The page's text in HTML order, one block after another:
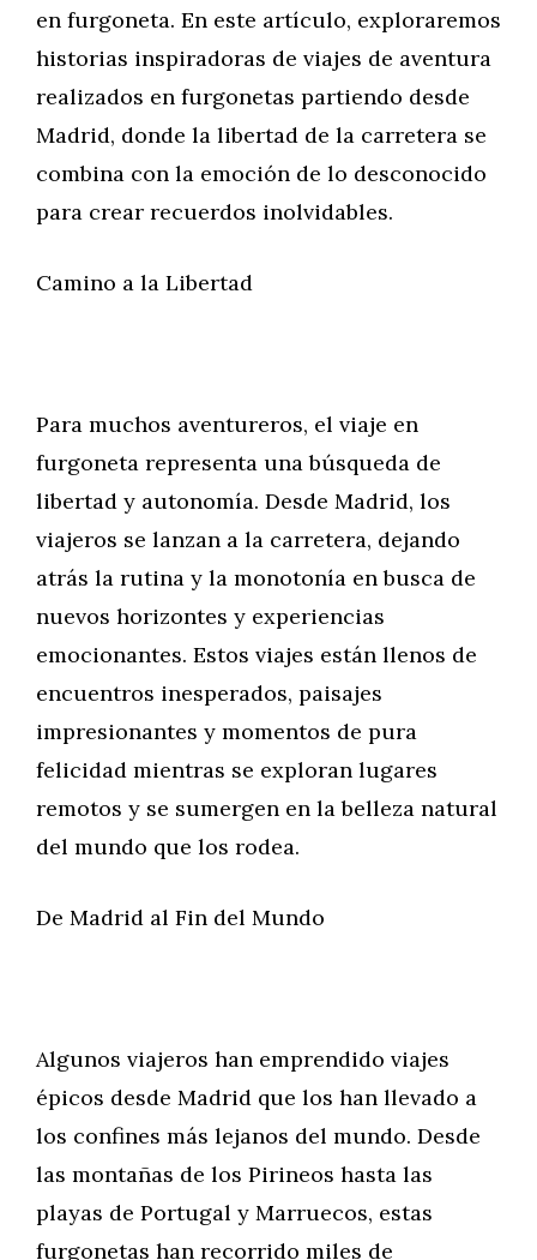
en furgoneta. En este artículo, exploraremos
historias inspiradoras de viajes de aventura
realizados en furgonetas partiendo desde
Madrid, donde la libertad de la carretera se
combina con la emoción de lo desconocido
para crear recuerdos inolvidables.
Camino a la Libertad
Para muchos aventureros, el viaje en
furgoneta representa una búsqueda de
libertad y autonomía. Desde Madrid, los
viajeros se lanzan a la carretera, dejando
atrás la rutina y la monotonía en busca de
nuevos horizontes y experiencias
emocionantes. Estos viajes están llenos de
encuentros inesperados, paisajes
impresionantes y momentos de pura
felicidad mientras se exploran lugares
remotos y se sumergen en la belleza natural
del mundo que los rodea.
De Madrid al Fin del Mundo
Algunos viajeros han emprendido viajes
épicos desde Madrid que los han llevado a
los confines más lejanos del mundo. Desde
las montañas de los Pirineos hasta las
playas de Portugal y Marruecos, estas
furgonetas han recorrido miles de